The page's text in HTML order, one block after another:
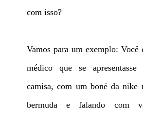
com isso?
Vamos para um exemplo: Você
médico que se
camisa, com um boné da nike
bermuda e falando com